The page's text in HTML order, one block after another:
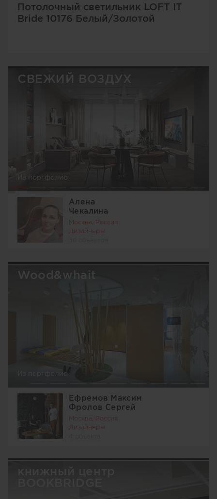
Потолочный светильник LOFT IT
Bride 10176 Белый/Золотой
СВЕЖИЙ ВОЗДУХ
Из портфолио
Алена
Чекалина
Москва, Россия
Дизайнеры
Wood&whait
Из портфолио
Ефремов Максим
Фролов Сергей
Москва, Россия
Дизайнеры